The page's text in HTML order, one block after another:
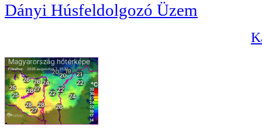
Dányi Húsfeldolgozó Üzem